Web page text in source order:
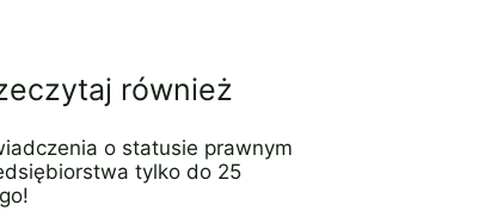
boczny
również
o statusie prawnym
tylko do 25